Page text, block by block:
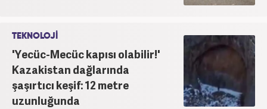
TEKNOLOJİ
'Yecüc-Mecüc kapısı olabilir!'
Kazakistan dağlarında
şaşırtıcı keşif: 12 metre
uzunluğunda